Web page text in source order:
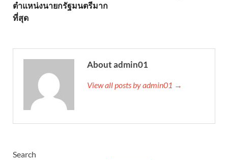
ตำแหน่งนายกรัฐมนตรีมาก
ที่สุด
About admin01
View all posts by admin01 →
Search